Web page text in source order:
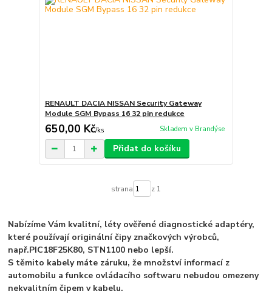
RENAULT DACIA NISSAN Security Gateway
Module SGM Bypass 16 32 pin redukce
650,00 Kč/ks Skladem v Brandýse
Přidat do košíku
strana z 1
Nabízíme Vám kvalitní, léty ověřené diagnostické adaptéry,
které používají originální čipy značkových výrobců,
např.PIC18F25K80, STN1100 nebo lepší.
S těmito kabely máte záruku, že množství informací z
automobilu a funkce ovládacího softwaru nebudou omezeny
nekvalitním čipem v kabelu.